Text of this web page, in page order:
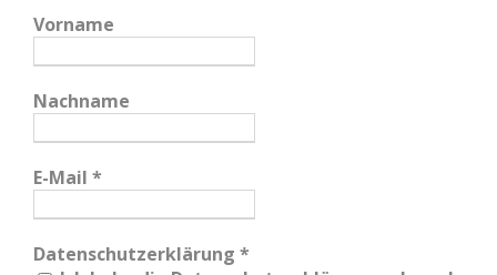
Vorname
Nachname
E-Mail *
Datenschutzerklärung *